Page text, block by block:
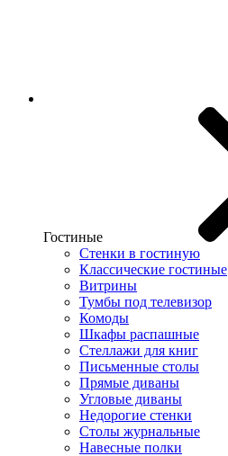
Гостиные
Стенки в гостиную
Классические гостиные
Витрины
Тумбы под телевизор
Комоды
Шкафы распашные
Стеллажи для книг
Письменные столы
Прямые диваны
Угловые диваны
Недорогие стенки
Столы журнальные
Навесные полки